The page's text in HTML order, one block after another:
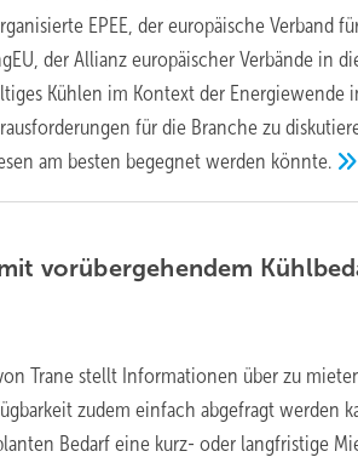
EPEE, der europäische Verband
der Allianz europäischer Verbände in
Kühlen im Kontext der Energiewende
für die Branche zu
am besten begegnet werden könnte.
vorübergehendem
Trane stellt Informationen über zu
zudem einfach abgefragt werden
Bedarf eine kurz- oder langfristige